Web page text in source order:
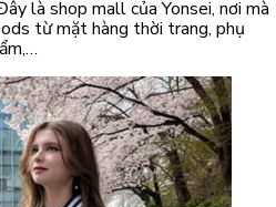
là shop mall của Yonsei, nơi mà
từ mặt hàng thời trang, phụ